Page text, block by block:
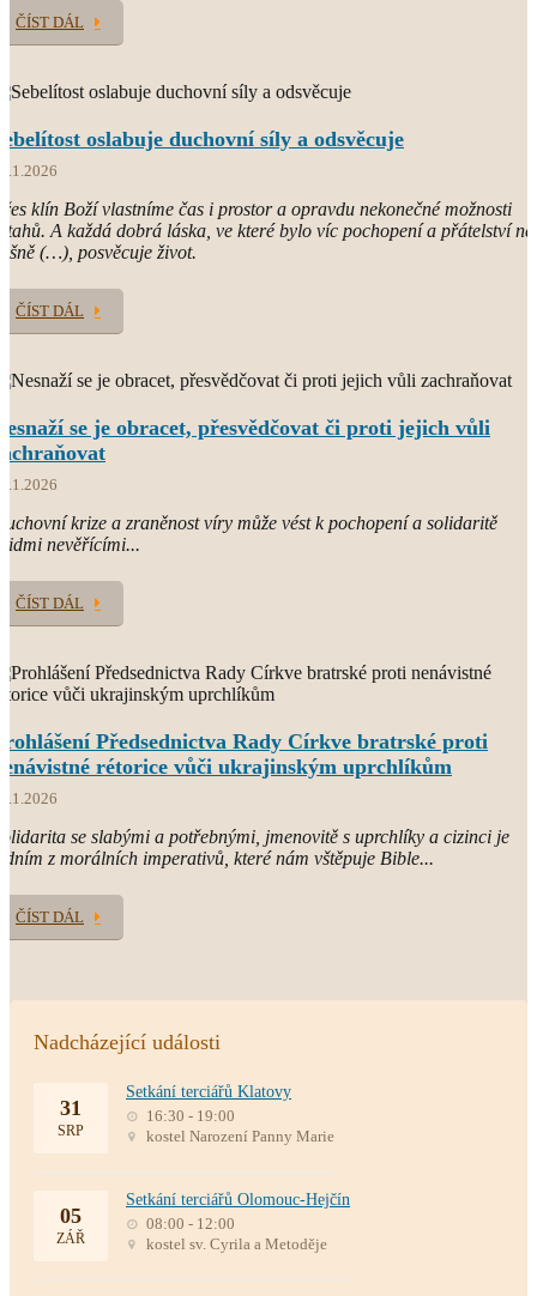
ČÍST DÁL
oslabuje duchovní síly a odsvěcuje
klín Boží vlastníme čas i prostor a opravdu nekonečné možnosti
A každá dobrá láska, ve které bylo víc pochopení a přátelství
(…), posvěcuje život.
ČÍST DÁL
se je obracet, přesvědčovat či proti jejich vůli
krize a zraněnost víry může vést k pochopení a solidaritě
lidmi nevěřícími...
ČÍST DÁL
Předsednictva Rady Církve bratrské proti
rétorice vůči ukrajinským uprchlíkům
se slabými a potřebnými, jmenovitě s uprchlíky a cizinci je
z morálních imperativů, které nám vštěpuje Bible...
ČÍST DÁL
Nadcházející události
31
SRP
Setkání terciářů Klatovy
16:30 - 19:00
kostel Narození Panny Marie
05
ZÁŘ
Setkání terciářů Olomouc-Hejčín
08:00 - 12:00
kostel sv. Cyrila a Metoděje